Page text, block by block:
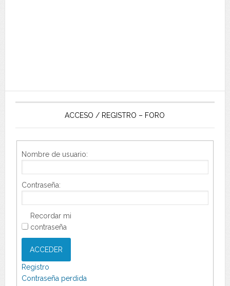
ACCESO / REGISTRO – FORO
Nombre de usuario:
Contraseña:
Recordar mi
contraseña
ACCEDER
Registro
Contraseña perdida